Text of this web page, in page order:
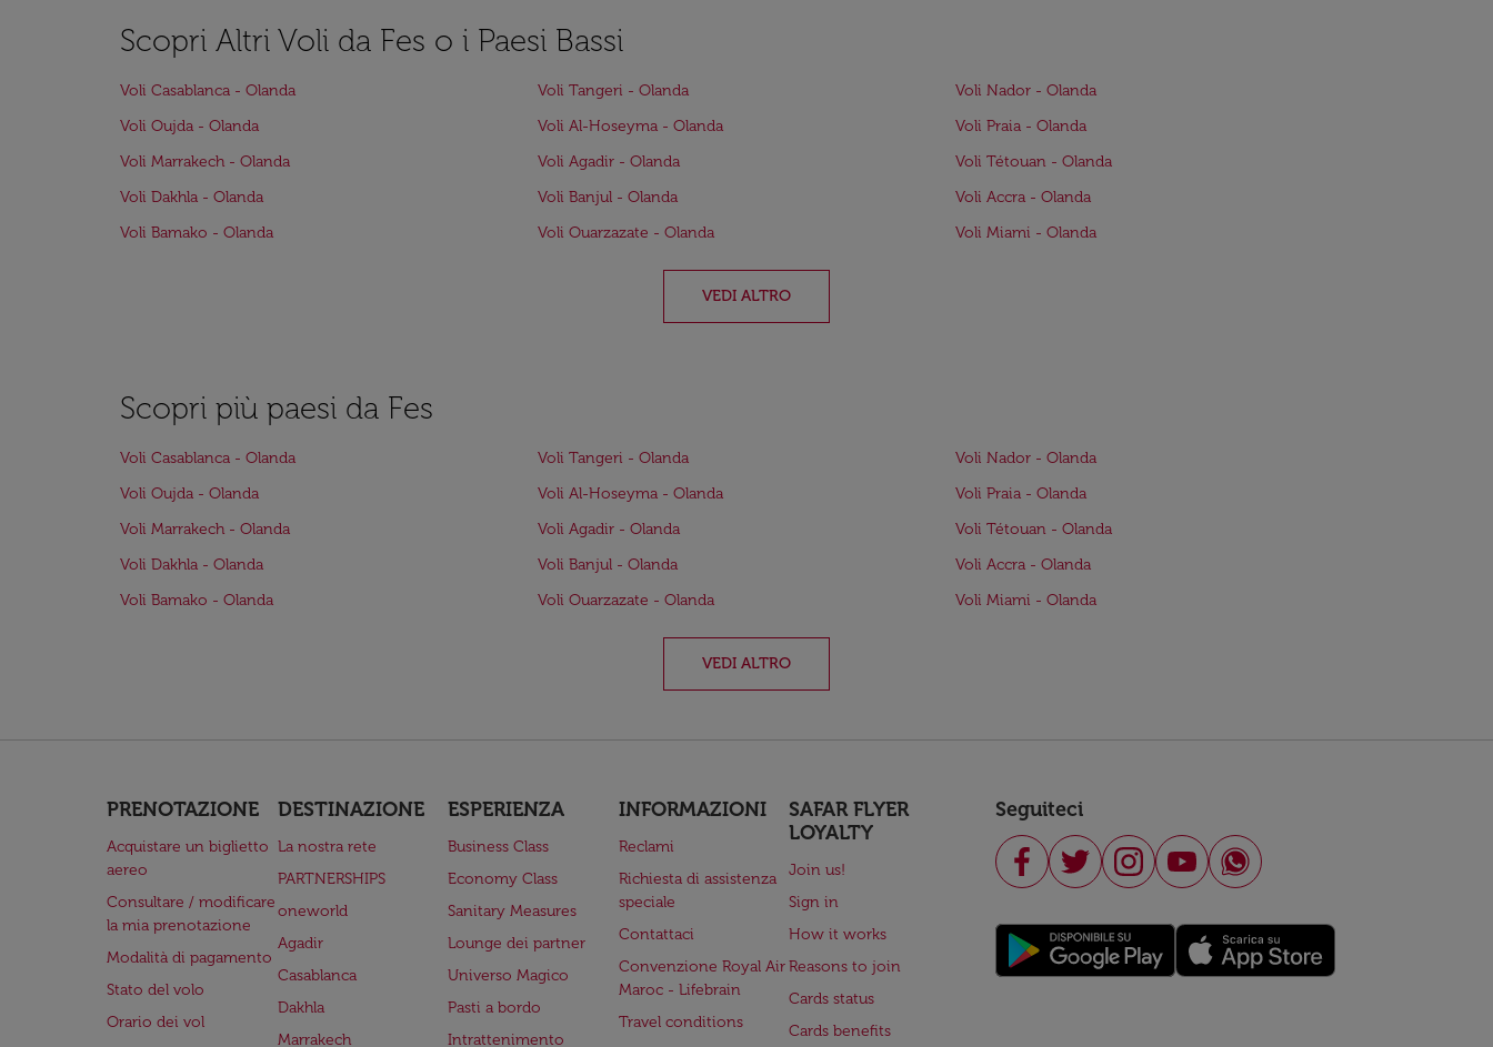
Scopri Altri Voli da Fes o i Paesi Bassi
Voli Casablanca - Olanda Voli Tangeri - Olanda
Voli Nador - Olanda
Voli Oujda - Olanda
Voli Al-Hoseyma - Olanda
Voli Praia - Olanda
Voli Marrakech - Olanda
Voli Agadir - Olanda
Voli Tétouan - Olanda
Voli Dakhla - Olanda
Voli Banjul - Olanda
Voli Accra - Olanda
Voli Bamako - Olanda
Voli Ouarzazate - Olanda Voli Miami - Olanda
VEDI ALTRO
Scopri più paesi da Fes
Voli Casablanca - Olanda Voli Tangeri - Olanda
Voli Nador - Olanda
Voli Oujda - Olanda
Voli Al-Hoseyma - Olanda
Voli Praia - Olanda
Voli Marrakech - Olanda
Voli Agadir - Olanda
Voli Tétouan - Olanda
Voli Dakhla - Olanda
Voli Banjul - Olanda
Voli Accra - Olanda
Voli Bamako - Olanda
Voli Ouarzazate - Olanda Voli Miami - Olanda
VEDI ALTRO
PRENOTAZIONE
Acquistare un biglietto
aereo
Consultare / modificare
la mia prenotazione
Modalità di pagamento
Stato del volo
Orario dei vol
DESTINAZIONE
La nostra rete
PARTNERSHIPS
oneworld
Agadir
Casablanca
Dakhla
Marrakech
ESPERIENZA
Business Class
Economy Class
Sanitary Measures
Lounge dei partner
Universo Magico
Pasti a bordo
Intrattenimento
INFORMAZIONI
Reclami
Richiesta di assistenza
speciale
Contattaci
Convenzione Royal Air
Maroc - Lifebrain
Travel conditions
SAFAR FLYER
LOYALTY
Join us!
Sign in
How it works
Reasons to join
Cards status
Cards benefits
Seguiteci